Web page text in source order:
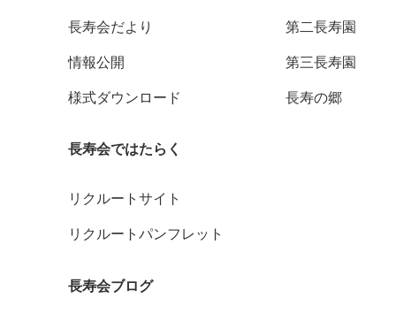
長寿会だより
情報公開
様式ダウンロード
第二長寿園
第三長寿園
長寿の郷
長寿会ではたらく
リクルートサイト
リクルートパンフレット
長寿会ブログ